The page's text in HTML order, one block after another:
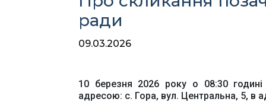
ради
09.03.2026
10 березня 2026 року о 08:30 годині
адресою: с. Гора, вул. Центральна, 5, в